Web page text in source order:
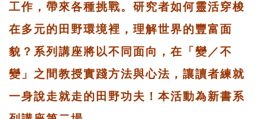
工作，帶來各種挑戰。研究者如何靈活穿梭
在多元的田野環境裡，理解世界的豐富面
貌？系列講座將以不同面向，在「變／不
變」之間教授實踐方法與心法，讓讀者練就
一身說走就走的田野功夫！本活動為新書系